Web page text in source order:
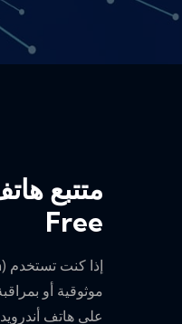
Free
إذا كنت تستخدم
على هاتف أندرويد